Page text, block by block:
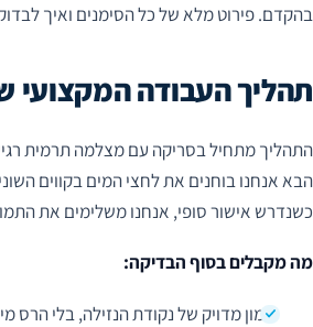
בהקדם. פירוט מלא של כל הסימנים ואיך
תהליך העבודה המקצועי
התהליך מתחיל בסריקה עם מצלמה תרמית
הבא אנחנו בוחנים את לחצי המים בקווים
כשנדרש אישור סופי, אנחנו משלימים את
מה מקבלים בסוף הבדיקה:
סימון מדויק של נקודת הנזילה, בלי הרס